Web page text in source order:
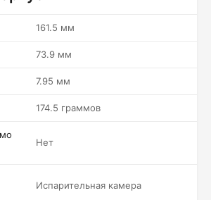
161.5 мм
73.9 мм
7.95 мм
174.5 граммов
Нет
Испарительная камера